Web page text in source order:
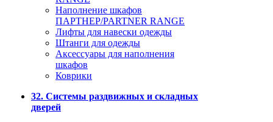
Наполнение шкафов
ПАРТНЕР/PARTNER RANGE
Лифты для навески одежды
Штанги для одежды
Аксессуары для наполнения
шкафов
Коврики
32. Системы раздвижных и складных
дверей